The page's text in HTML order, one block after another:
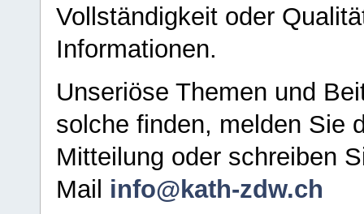
Vollständigkeit oder
Informationen.
Unseriöse Themen und
solche finden, melden Sie
Mitteilung oder schreiben
Mail info@kath-zdw.ch